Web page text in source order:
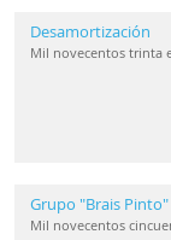
Desamortización
Mil novecentos trinta
Grupo "Brais Pinto"
Mil novecentos